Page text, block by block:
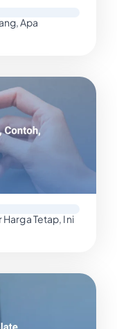
Apa
Tetap, Ini